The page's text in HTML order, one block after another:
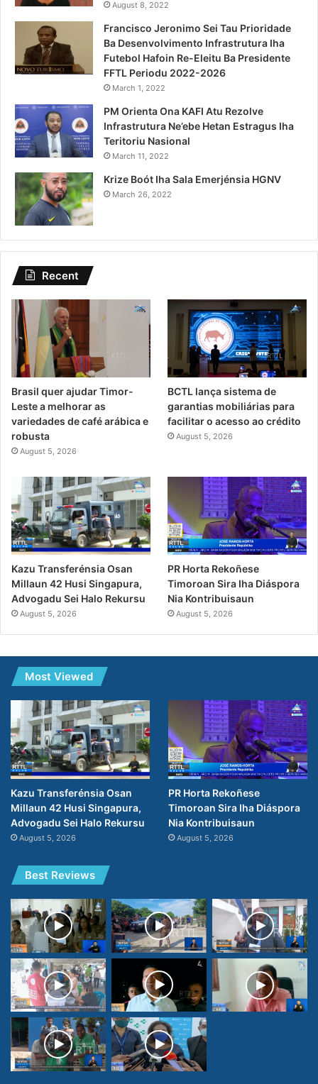
August 8, 2022
Francisco Jeronimo Sei Tau Prioridade
Ba Desenvolvimento Infrastrutura Iha
Futebol Hafoin Re-Eleitu Ba Presidente
FFTL Periodu 2022-2026
March 1, 2022
PM Orienta Ona KAFI Atu Rezolve
Infrastrutura Ne’ebe Hetan Estragus Iha
Teritoriu Nasional
March 11, 2022
Krize Boót Iha Sala Emerjénsia HGNV
March 26, 2022
Recent
Brasil quer ajudar Timor-
Leste a melhorar as
variedades de café arábica e
robusta
August 5, 2026
BCTL lança sistema de
garantias mobiliárias para
facilitar o acesso ao crédito
August 5, 2026
Kazu Transferénsia Osan
Millaun 42 Husi Singapura,
Advogadu Sei Halo Rekursu
August 5, 2026
PR Horta Rekoñese
Timoroan Sira Iha Diáspora
Nia Kontribuisaun
August 5, 2026
Most Viewed
Kazu Transferénsia Osan
Millaun 42 Husi Singapura,
Advogadu Sei Halo Rekursu
August 5, 2026
PR Horta Rekoñese
Timoroan Sira Iha Diáspora
Nia Kontribuisaun
August 5, 2026
Best Reviews